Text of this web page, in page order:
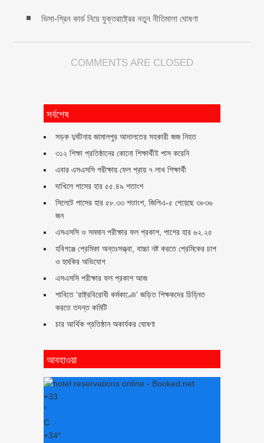
ভিসা-গ্রিন কার্ড নিয়ে যুক্তরাষ্ট্রের নতুন নীতিমালা ঘোষণা
COMMENTS ARE CLOSED
সর্বশেষ
সড়ক দুর্ঘটনায় জামালপুর আদালতের সহকারী জজ নিহত
৩১২ শিক্ষা প্রতিষ্ঠানের কোনো শিক্ষার্থীই পাস করেনি
এবার এসএসসি পরীক্ষায় ফেল প্রায় ৭ লাখ শিক্ষার্থী
দাখিলে পাসের হার ৫৫.৪৯ শতাংশ
সিলেটে পাসের হার ৫৮.৩৩ শতাংশ, জিপিএ-৫ পেয়েছে ৩৮৩৬
জন
এসএসসি ও সমমান পরীক্ষার ফল প্রকাশ, পাশের হার ৬২.২৫
হবিগঞ্জে প্রেমিকা অন্তঃসত্ত্বা, বাচ্চা নষ্ট করতে প্রেমিকের চাপ
ও হুমকির অভিযোগ
এসএসসি পরীক্ষার ফল প্রকাশ আজ
শাবিতে ‘রাষ্ট্রবিরোধী কর্মকাণ্ডে’ জড়িত শিক্ষকদের চিহ্নিত
করতে তদন্ত কমিটি
চার আর্থিক প্রতিষ্ঠান অকার্যকর ঘোষণা
আবহাওয়া
+33
°
C
+34°